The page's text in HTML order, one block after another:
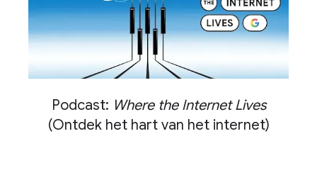
Podcast: Where the Internet Lives
(Ontdek het hart van het internet)